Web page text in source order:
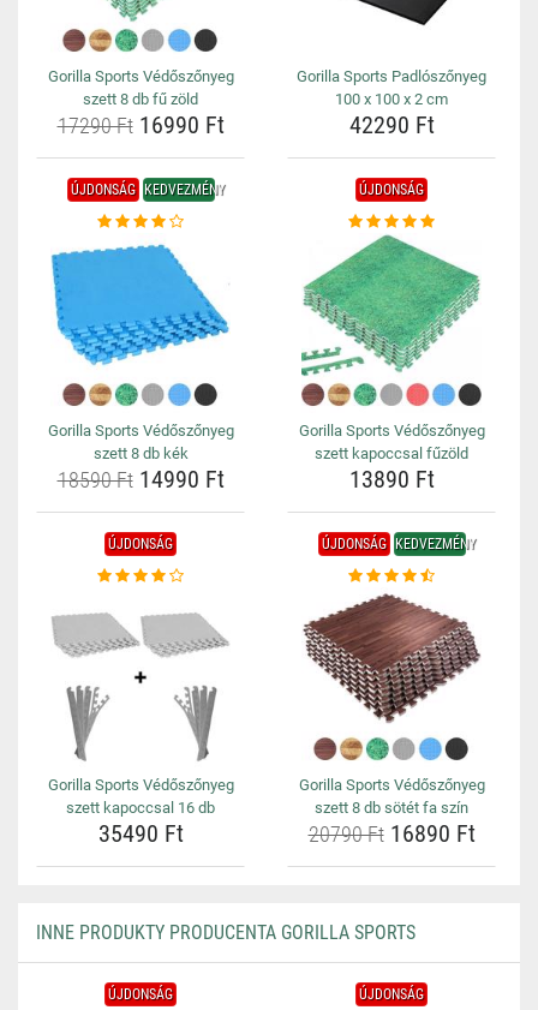
Gorilla Sports Védőszőnyeg
szett 8 db fű zöld
17290 Ft16990 Ft
Gorilla Sports Padlószőnyeg
100 x 100 x 2 cm
42290 Ft
ÚJDONSÁG KEDVEZMÉNY
Gorilla Sports Védőszőnyeg
szett 8 db kék
18590 Ft14990 Ft
ÚJDONSÁG
Gorilla Sports Védőszőnyeg
szett kapoccsal fűzöld
13890 Ft
ÚJDONSÁG
Gorilla Sports Védőszőnyeg
szett kapoccsal 16 db
35490 Ft
ÚJDONSÁG KEDVEZMÉNY
Gorilla Sports Védőszőnyeg
szett 8 db sötét fa szín
20790 Ft16890 Ft
INNE PRODUKTY PRODUCENTA GORILLA SPORTS
ÚJDONSÁG ÚJDONSÁG